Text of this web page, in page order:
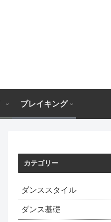
ブレイキング
カテゴリー
ダンススタイル
ダンス基礎